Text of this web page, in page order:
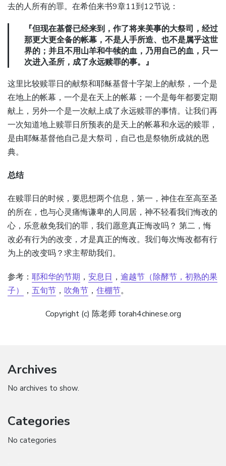
去的人所有的罪。在希伯来书9章11到12节说：
『但现在基督已经来到，作了将来美事的大祭司，经过
那更大更全备的帐幕，不是人手所造、也不是属乎这世
界的；并且不用山羊和牛犊的血，乃用自己的血，只一
次进入圣所，成了永远赎罪的事。』
这里比较赎罪日的献祭和耶稣基督十字架上的献祭，一个是
在地上的帐幕，一个是在天上的帐幕；一个是每年都要定期
献上，另外一个是一次献上成了永远赎罪的事情。让我们再
一次知道地上赎罪日所预表的是天上的帐幕和永远的赎罪，
是由耶稣基督他自己是大祭司，自己也是祭物所成就的恩
典。
总结
在赎罪日的时候，要思想两个信息，第一，神住在至高至圣
的所在，也与心灵痛悔谦卑的人同居，神不轻看我们悔改的
心，乐意赦免我们的罪，我们愿意真正悔改吗？ 第二，悔
改必有行为的改变，才是真正的悔改。我们每次悔改都有行
为上的改变吗？求主帮助我们。
参考： 耶和华的节期 ， 安息日 ， 逾越节（除酵节，初熟的果
子）
， 五旬节 ， 吹角节 ， 住棚节。
Copyright (c) 陈老师 torah4chinese.org
Archives
No archives to show.
Categories
No categories